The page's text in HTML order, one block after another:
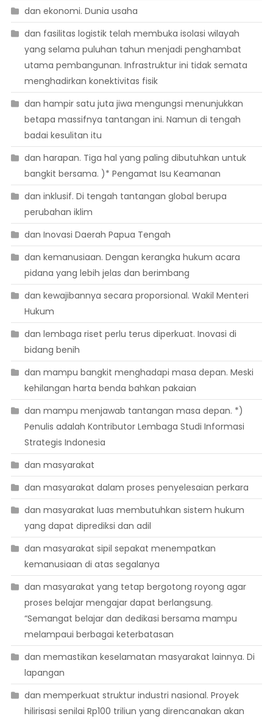
dan ekonomi. Dunia usaha
dan fasilitas logistik telah membuka isolasi wilayah
yang selama puluhan tahun menjadi penghambat
utama pembangunan. Infrastruktur ini tidak semata
menghadirkan konektivitas fisik
dan hampir satu juta jiwa mengungsi menunjukkan
betapa massifnya tantangan ini. Namun di tengah
badai kesulitan itu
dan harapan. Tiga hal yang paling dibutuhkan untuk
bangkit bersama. )* Pengamat Isu Keamanan
dan inklusif. Di tengah tantangan global berupa
perubahan iklim
dan Inovasi Daerah Papua Tengah
dan kemanusiaan. Dengan kerangka hukum acara
pidana yang lebih jelas dan berimbang
dan kewajibannya secara proporsional. Wakil Menteri
Hukum
dan lembaga riset perlu terus diperkuat. Inovasi di
bidang benih
dan mampu bangkit menghadapi masa depan. Meski
kehilangan harta benda bahkan pakaian
dan mampu menjawab tantangan masa depan. *)
Penulis adalah Kontributor Lembaga Studi Informasi
Strategis Indonesia
dan masyarakat
dan masyarakat dalam proses penyelesaian perkara
dan masyarakat luas membutuhkan sistem hukum
yang dapat diprediksi dan adil
dan masyarakat sipil sepakat menempatkan
kemanusiaan di atas segalanya
dan masyarakat yang tetap bergotong royong agar
proses belajar mengajar dapat berlangsung.
“Semangat belajar dan dedikasi bersama mampu
melampaui berbagai keterbatasan
dan memastikan keselamatan masyarakat lainnya. Di
lapangan
dan memperkuat struktur industri nasional. Proyek
hilirisasi senilai Rp100 triliun yang direncanakan akan